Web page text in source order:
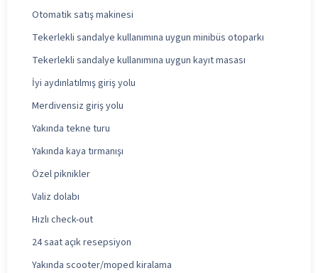
Otomatik satış makinesi
Tekerlekli sandalye kullanımına uygun minibüs otoparkı
Tekerlekli sandalye kullanımına uygun kayıt masası
İyi aydınlatılmış giriş yolu
Merdivensiz giriş yolu
Yakında tekne turu
Yakında kaya tırmanışı
Özel piknikler
Valiz dolabı
Hızlı check-out
24 saat açık resepsiyon
Yakında scooter/moped kiralama